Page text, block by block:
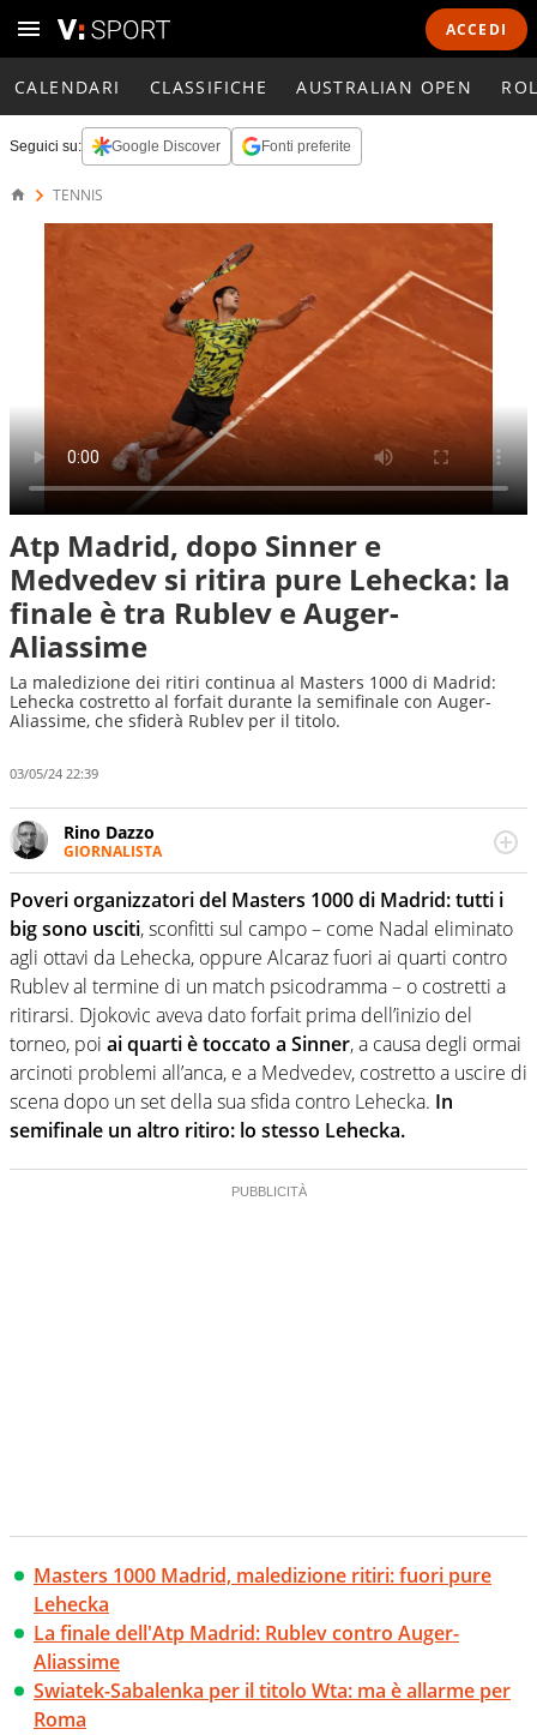
ACCEDI
CALENDARI CLASSIFICHE AUSTRALIAN OPEN
Seguici su: Google Discover Fonti preferite
TENNIS
Atp Madrid, dopo Sinner e
Medvedev si ritira pure Lehecka: la
finale è tra Rublev e Auger-
Aliassime
La maledizione dei ritiri continua al Masters 1000 di Madrid:
Lehecka costretto al forfait durante la semifinale con Auger-
Aliassime, che sfiderà Rublev per il titolo.
03/05/24 22:39
Rino Dazzo
GIORNALISTA
Se mai ci fosse modo di traslare il glossario del calcio in
una nicchia di esperti, lui ne farebbe parte. Non si perde
una svista arbitrale né gli umori social del mondo delle
curve
Poveri organizzatori del Masters 1000 di Madrid: tutti i
big sono usciti, sconfitti sul campo – come Nadal eliminato
agli ottavi da Lehecka, oppure Alcaraz fuori ai quarti contro
Rublev al termine di un match psicodramma – o costretti a
ritirarsi. Djokovic aveva dato forfait prima dell’inizio del
torneo, poi ai quarti è toccato a Sinner, a causa degli ormai
arcinoti problemi all’anca, e a Medvedev, costretto a uscire di
scena dopo un set della sua sfida contro Lehecka. In
semifinale un altro ritiro: lo stesso Lehecka.
Masters 1000 Madrid, maledizione ritiri: fuori pure
Lehecka
La finale dell'Atp Madrid: Rublev contro Auger-
Aliassime
Swiatek-Sabalenka per il titolo Wta: ma è allarme per
Roma